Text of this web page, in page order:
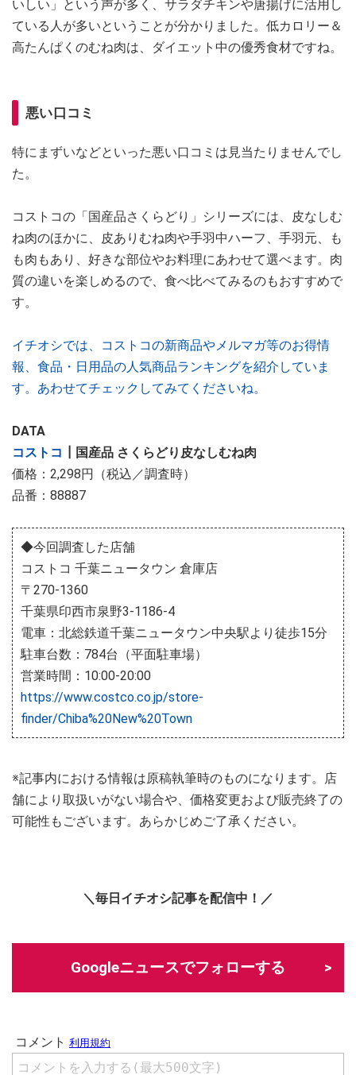
いしい」という声が多く、サラダチキンや唐揚げに活用し
ている人が多いということが分かりました。低カロリー＆
高たんぱくのむね肉は、ダイエット中の優秀食材ですね。
悪い口コミ
特にまずいなどといった悪い口コミは見当たりませんでし
た。
コストコの「国産品さくらどり」シリーズには、皮なしむ
ね肉のほかに、皮ありむね肉や手羽中ハーフ、手羽元、も
も肉もあり、好きな部位やお料理にあわせて選べます。肉
質の違いを楽しめるので、食べ比べてみるのもおすすめで
す。
イチオシでは、コストコの新商品やメルマガ等のお得情
報、食品・日用品の人気商品ランキングを紹介していま
す。あわせてチェックしてみてくださいね。
DATA
コストコ
┃国産品 さくらどり皮なしむね肉
価格：2,298円（税込／調査時）
品番：88887
◆今回調査した店舗
コストコ 千葉ニュータウン 倉庫店
〒270-1360
千葉県印西市泉野3-1186-4
電車：北総鉄道千葉ニュータウン中央駅より徒歩15分
駐車台数：784台（平面駐車場）
営業時間：10:00-20:00
https://www.costco.co.jp/store-
finder/Chiba%20New%20Town
※記事内における情報は原稿執筆時のものになります。店
舗により取扱いがない場合や、価格変更および販売終了の
可能性もございます。あらかじめご了承ください。
＼毎日イチオシ記事を配信中！／
Googleニュースでフォローする